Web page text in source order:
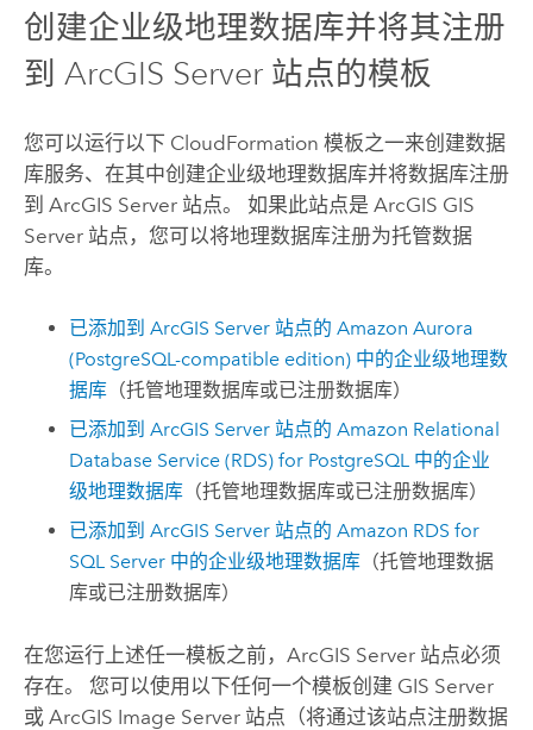
创建企业级地理数据库并将其注册
到 ArcGIS Server站点的模板
您可以运行以下 CloudFormation 模板之一来创建数据
库服务、在其中创建企业级地理数据库并将数据库注册
到 ArcGIS Server站点。 如果此站点是 ArcGIS GIS
Server站点，您可以将地理数据库注册为托管数据
库。
已添加到ArcGIS Server 站点的Amazon Aurora
(PostgreSQL-compatible edition) 中的企业级地理数
据库 （托管地理数据库或已注册数据库）
已添加到ArcGIS Server 站点的Amazon Relational
Database Service (RDS) for PostgreSQL 中的企业
级地理数据库 （托管地理数据库或已注册数据库）
已添加到ArcGIS Server 站点的Amazon RDS for
SQL Server 中的企业级地理数据库 （托管地理数据
库或已注册数据库）
在您运行上述任一模板之前， ArcGIS Server站点必须
存在。 您可以使用以下任何一个模板创建 GIS Server
或 ArcGIS Image Server站点（将通过该站点注册数据